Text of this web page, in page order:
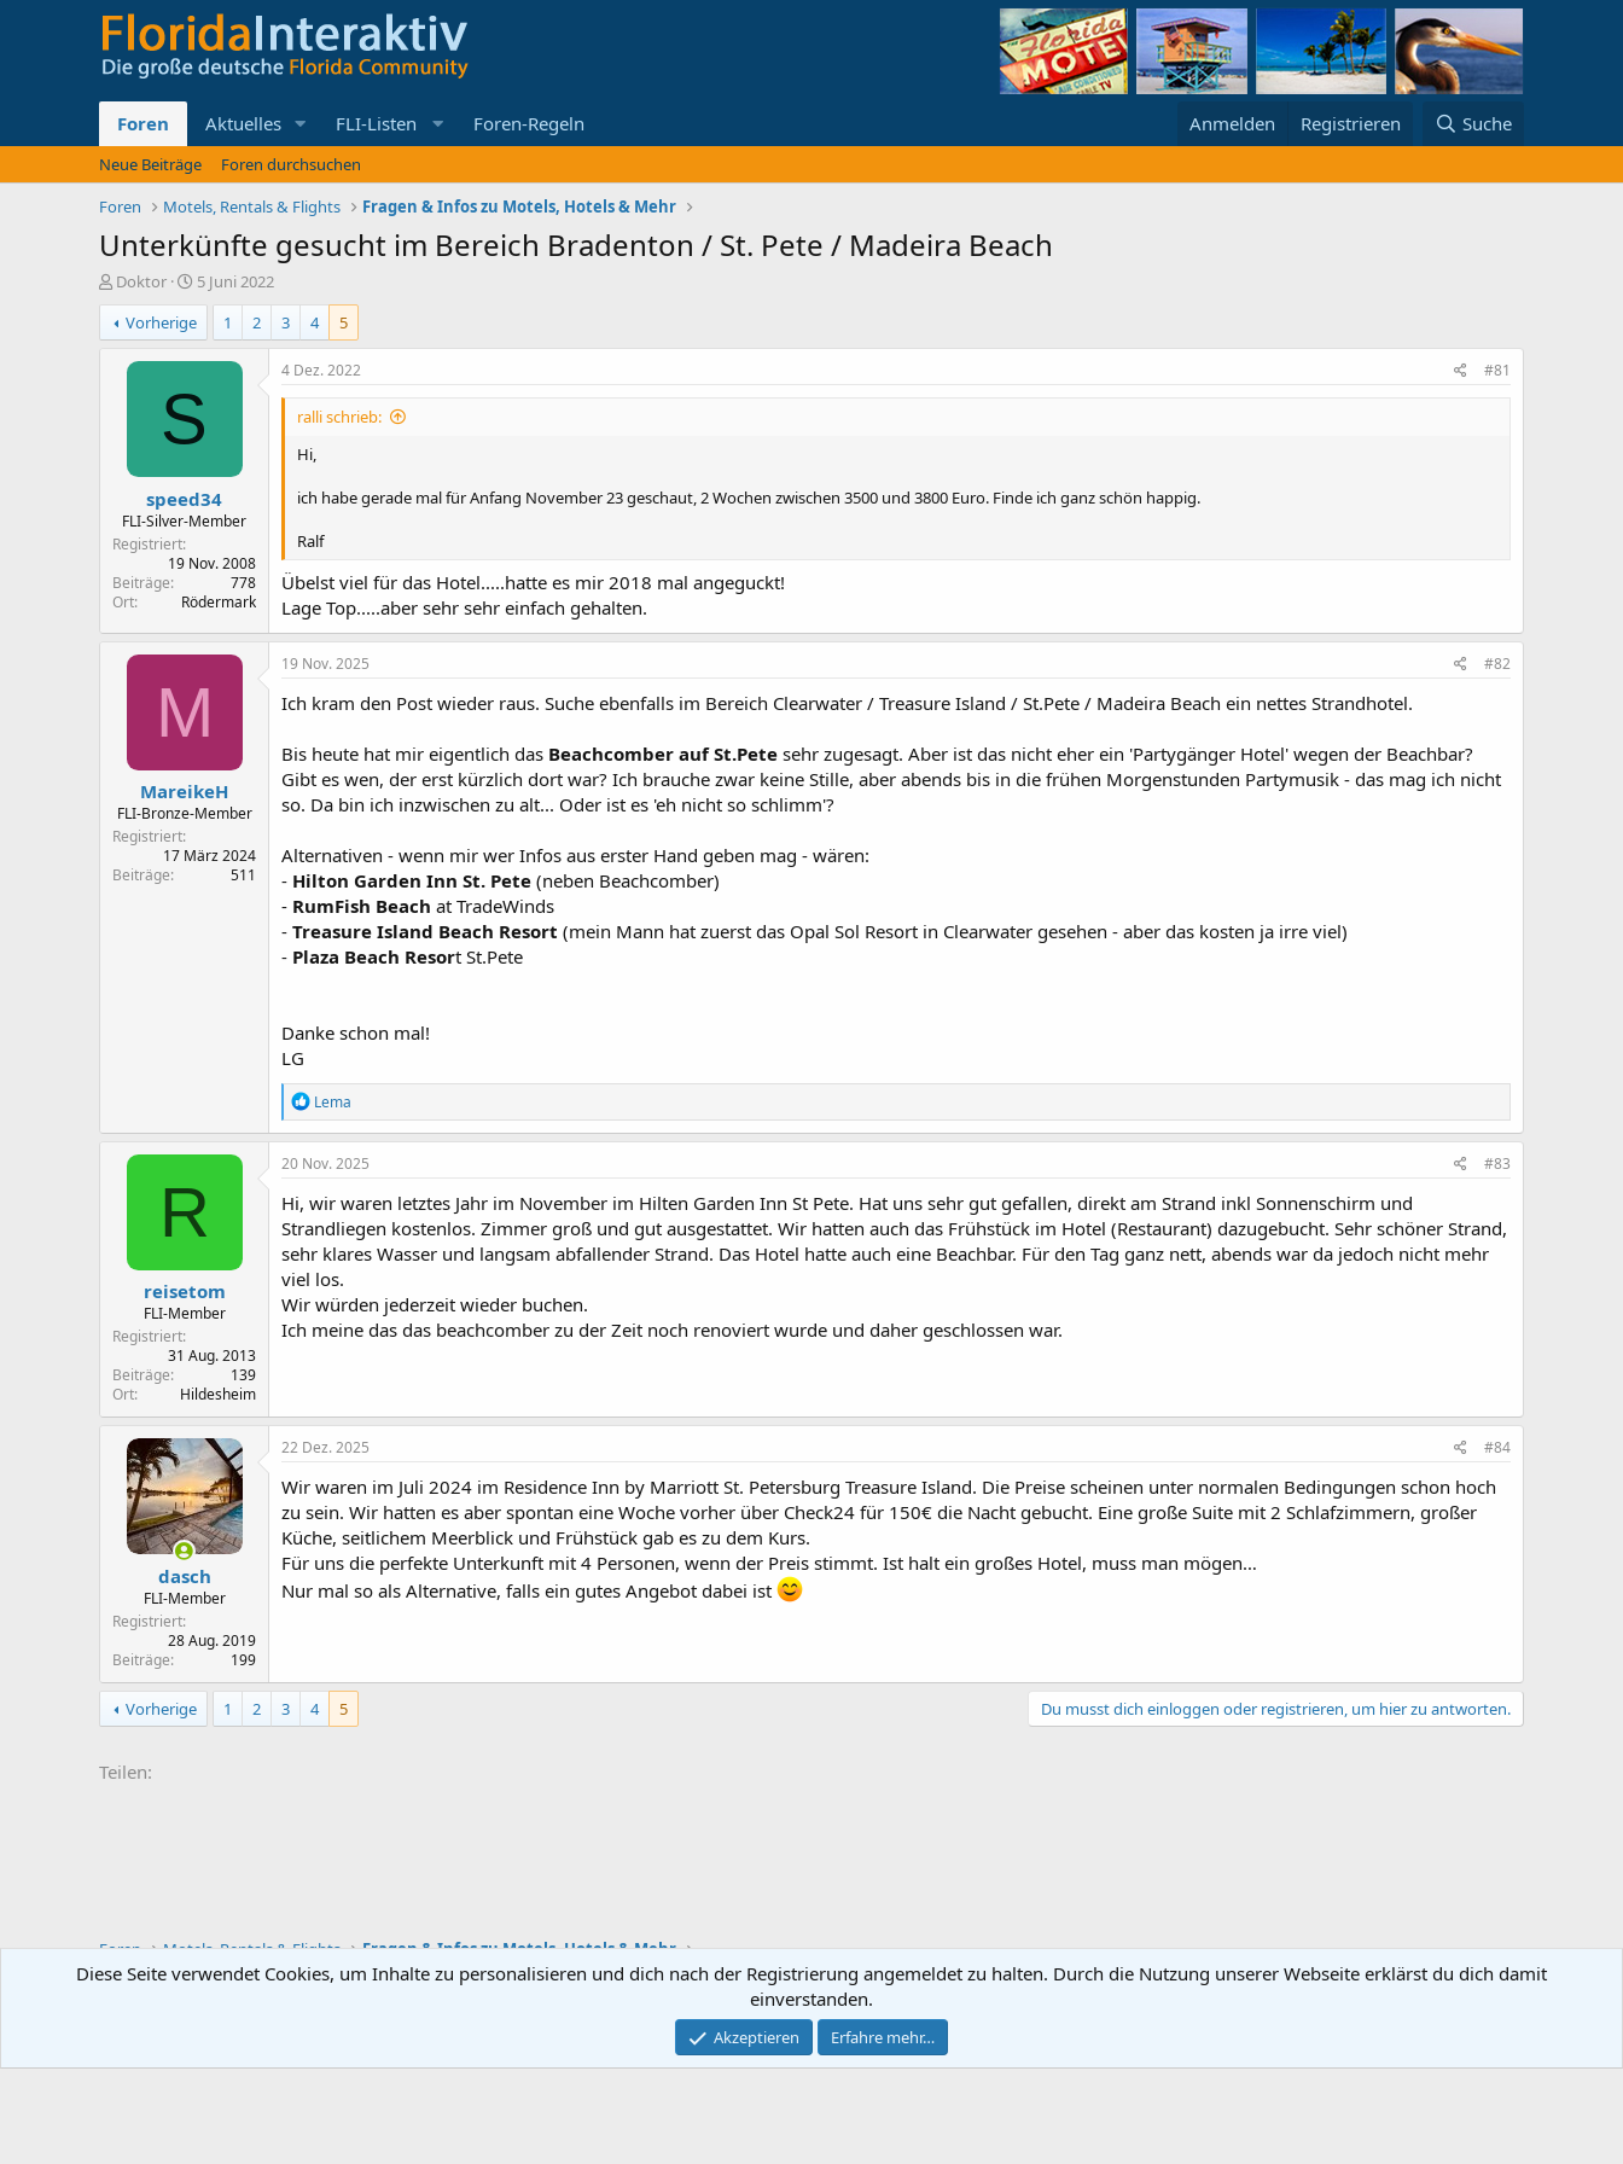
Foren Aktuelles FLI-Listen Foren-Regeln Anmelden Registrieren Suche
Neue Beiträge
Foren durchsuchen
Foren
Motels, Rentals & Flights Fragen & Infos zu Motels, Hotels & Mehr
Unterkünfte gesucht im Bereich Bradenton / St. Pete / Madeira Beach
E
r
s
t
Doktor
E
r
s
t
e
l
t
m
5 Juni 2022
Vorherige
1 2 3 4 5
S
speed34
FLI-Silver-Member
Registriert
19 Nov. 2008
Beiträge
778
Ort
Rödermark
4 Dez. 2022 #81
ralli schrieb:
Hi,
ich habe gerade mal für Anfang November 23 geschaut, 2 Wochen zwischen 3500 und 3800 Euro. Finde ich ganz schön happig.
Ralf
Übelst viel für das Hotel.....hatte es mir 2018 mal angeguckt!
Lage Top.....aber sehr sehr einfach gehalten.
M
MareikeH
FLI-Bronze-Member
Registriert
17 März 2024
Beiträge
511
19 Nov. 2025 #82
Ich kram den Post wieder raus. Suche ebenfalls im Bereich Clearwater / Treasure Island / St.Pete / Madeira Beach ein nettes Strandhotel.
Bis heute hat mir eigentlich das Beachcomber auf St.Pete sehr zugesagt. Aber ist das nicht eher ein 'Partygänger Hotel' wegen der Beachbar?
Gibt es wen, der erst kürzlich dort war? Ich brauche zwar keine Stille, aber abends bis in die frühen Morgenstunden Partymusik - das mag ich nicht
so. Da bin ich inzwischen zu alt... Oder ist es 'eh nicht so schlimm'?
Alternativen - wenn mir wer Infos aus erster Hand geben mag - wären:
- Hilton Garden Inn St. Pete (neben Beachcomber)
- RumFish Beach at TradeWinds
- Treasure Island Beach Resort (mein Mann hat zuerst das Opal Sol Resort in Clearwater gesehen - aber das kosten ja irre viel)
- Plaza Beach Resort St.Pete
Danke schon mal!
LG
R
e
a
k
i
o
n
e
n
Lema
R
reisetom
FLI-Member
Registriert
31 Aug. 2013
Beiträge
139
Ort
Hildesheim
20 Nov. 2025 #83
Hi, wir waren letztes Jahr im November im Hilten Garden Inn St Pete. Hat uns sehr gut gefallen, direkt am Strand inkl Sonnenschirm und
Strandliegen kostenlos. Zimmer groß und gut ausgestattet. Wir hatten auch das Frühstück im Hotel (Restaurant) dazugebucht. Sehr schöner Strand,
sehr klares Wasser und langsam abfallender Strand. Das Hotel hatte auch eine Beachbar. Für den Tag ganz nett, abends war da jedoch nicht mehr
viel los.
Wir würden jederzeit wieder buchen.
Ich meine das das beachcomber zu der Zeit noch renoviert wurde und daher geschlossen war.
dasch
FLI-Member
Registriert
28 Aug. 2019
Beiträge
199
22 Dez. 2025 #84
Wir waren im Juli 2024 im Residence Inn by Marriott St. Petersburg Treasure Island. Die Preise scheinen unter normalen Bedingungen schon hoch
zu sein. Wir hatten es aber spontan eine Woche vorher über Check24 für 150€ die Nacht gebucht. Eine große Suite mit 2 Schlafzimmern, großer
Küche, seitlichem Meerblick und Frühstück gab es zu dem Kurs.
Für uns die perfekte Unterkunft mit 4 Personen, wenn der Preis stimmt. Ist halt ein großes Hotel, muss man mögen…
Nur mal so als Alternative, falls ein gutes Angebot dabei ist
Vorherige 1 2 3 4 5 Du musst dich einloggen oder registrieren, um hier zu antworten.
Teilen:
Foren Motels, Rentals & Flights Fragen & Infos zu Motels, Hotels & Mehr
Community platform by XenForo ® © 2010-2022 XenForo Ltd.
Diese Seite verwendet Cookies, um Inhalte zu personalisieren und dich nach der Registrierung angemeldet zu halten. Durch die Nutzung unserer Webseite erklärst du dich damit
einverstanden.
Akzeptieren Erfahre mehr…